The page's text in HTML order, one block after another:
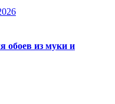
обоев из муки и